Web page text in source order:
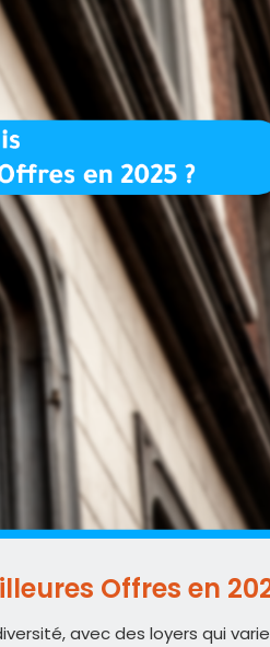
Offres en
avec des loyers qui